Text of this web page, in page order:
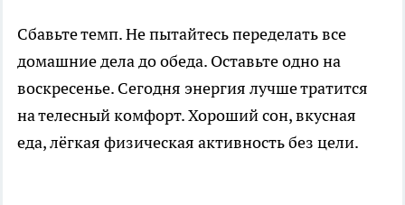
Сбавьте темп. Не пытайтесь переделать все
домашние дела до обеда. Оставьте одно на
воскресенье. Сегодня энергия лучше тратится
на телесный комфорт. Хороший сон, вкусная
еда, лёгкая физическая активность без цели.